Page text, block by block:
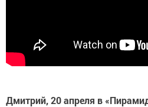
Дмитрий, 20 апреля в